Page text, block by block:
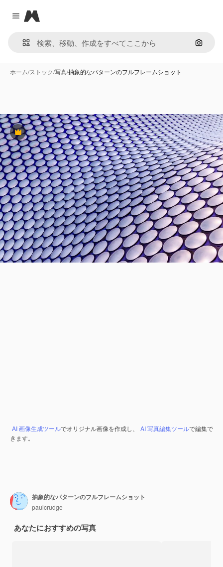
Close menu
Magnific
画像で
ホーム/ストック/写真/抽象的なパターンのフルフレームショット
Premium
AI 画像生成ツールでオリジナル画像を作成し、 AI 写真編集ツールで編集で
きます。
抽象的なパターンのフルフレームショット
paulcrudge
あなたにおすすめの写真